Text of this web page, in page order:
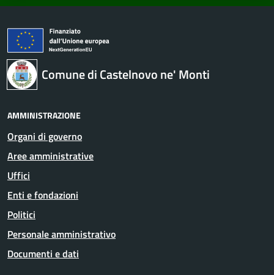
Comune di Castelnovo ne' Monti
AMMINISTRAZIONE
Organi di governo
Aree amministrative
Uffici
Enti e fondazioni
Politici
Personale amministrativo
Documenti e dati